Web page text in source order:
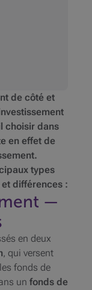
de côté et
choisir dans
en effet de
.
types
différences :
—
en deux
, qui versent
fonds de
un fonds de